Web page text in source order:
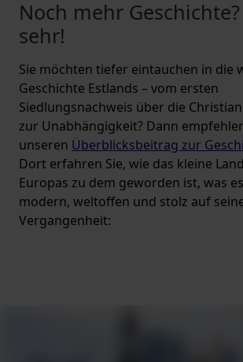
Noch mehr
sehr!
Sie möchten tiefer eintauchen in die
Geschichte Estlands – vom ersten
Siedlungsnachweis über die
zur Unabhängigkeit? Dann
unseren Überblicksbeitrag zur
Dort erfahren Sie, wie das kleine
Europas zu dem geworden ist, was
modern, weltoffen und stolz auf
Vergangenheit: